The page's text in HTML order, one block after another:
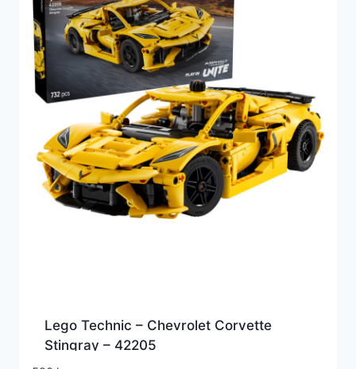
Lego Technic – Chevrolet Corvette
Stingray – 42205